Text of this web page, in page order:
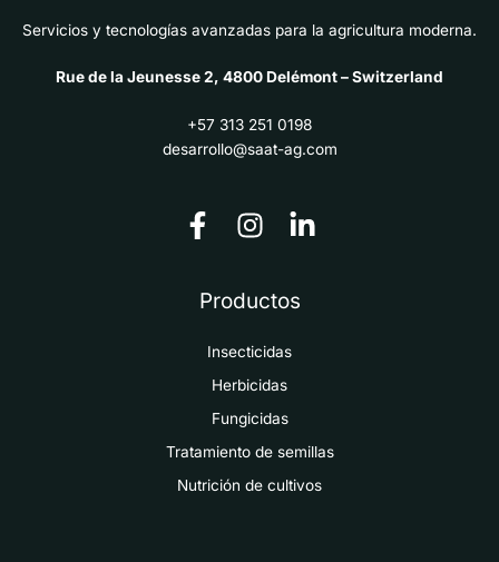
Servicios y tecnologías avanzadas para la agricultura moderna.
Rue de la Jeunesse 2, 4800 Delémont – Switzerland
+57 313 251 0198
desarrollo@saat-ag.com
Productos
Insecticidas
Herbicidas
Fungicidas
Tratamiento de semillas
Nutrición de cultivos